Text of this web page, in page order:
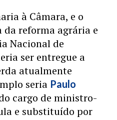
à Câmara, e o
reforma agrária e
Nacional de
ser entregue a
atualmente
seria Paulo
cargo de ministro-
e substituído por